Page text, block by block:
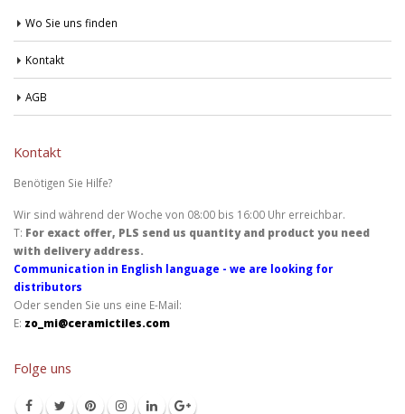
Wo Sie uns finden
Kontakt
AGB
Kontakt
Benötigen Sie Hilfe?
Wir sind während der Woche von 08:00 bis 16:00 Uhr erreichbar.
T: For exact offer, PLS send us quantity and product you need
with delivery address.
Communication in English language - we are looking for
distributors
Oder senden Sie uns eine E-Mail:
E: zo_mi@ceramictiles.com
Folge uns